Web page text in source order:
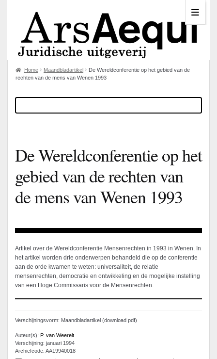
Home Maandbladartikel
De Wereldconferentie op het gebied van de
rechten van de mens van Wenen 1993
De Wereldconferentie op het
gebied van de rechten van
de mens van Wenen 1993
Artikel over de Wereldconferentie Mensenrechten in 1993 in Wenen. In
het artikel worden drie onderwerpen behandeld die op de conferentie
aan de orde kwamen te weten: universaliteit, de relatie
mensenrechten, democratie en ontwikkeling en de mogelijke instelling
van een Hoge Commissaris voor de Mensenrechten.
Verschijningsvorm: Maandbladartikel (download pdf)
Auteur(s): P. van Weerelt
Verschijning: januari 1994
Archiefcode: AA19940018